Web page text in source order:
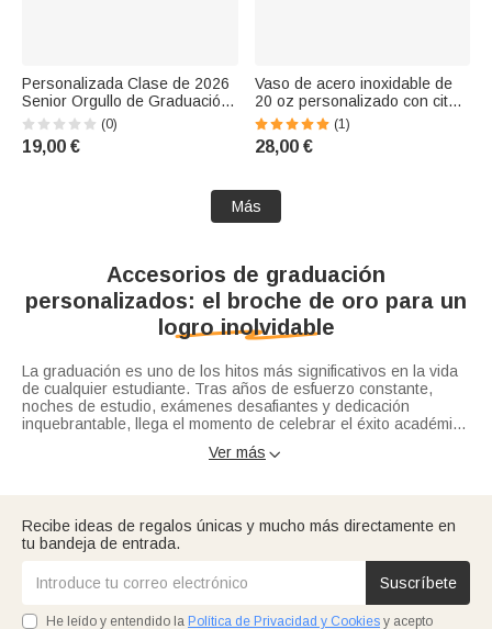
Personalizada Clase de 2026
Senior Orgullo de Graduación
Funda de Almohada de
Graduación Ceremonia de
Regalo para Amigos
(0)
19,00 €
Vaso de acero inoxidable de
20 oz personalizado con cita
graciosa y nombres Regalo de
Navidad de graduación para
mejores
re
(1)
28,00 €
Más
Accesorios de graduación
personalizados: el broche de oro para un
logro inolvidable
La graduación es uno de los hitos más significativos en la vida
de cualquier estudiante. Tras años de esfuerzo constante,
noches de estudio, exámenes desafiantes y dedicación
inquebrantable, llega el momento de celebrar el éxito académico
queremos que cada graduado luce impecable y conserve un
carrera o como un obsequio conmemorativo lleno de orgullo
familiar.
Preguntas frecuentes sobre complementos académicos
En nuestro catálogo disponemos de una amplia gama de
opciones que combinan la solemnidad de la tradición académica
con un toque de personalización moderno. Entre los accesorios
colocar en la estola o el birrete, los gemelos grabados con el
Ver más 
Recibe ideas de regalos únicas y mucho más directamente en
tu bandeja de entrada.
Suscríbete
He leído y entendido la Política de Privacidad y Cookies y acepto